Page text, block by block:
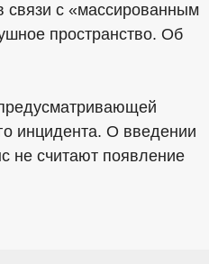
связи с «массированным
пространство. Об
инцидента. О введении
не считают появление